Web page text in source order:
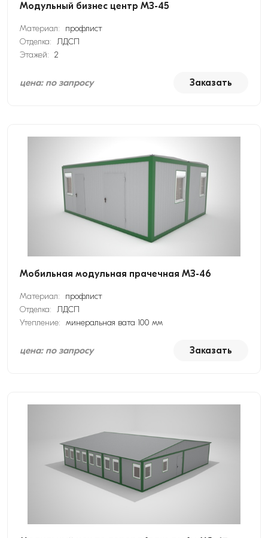
Модульный бизнес центр МЗ-45
Материал:
профлист
Отделка: ЛДСП
Этажей: 2
цена: по запросу Заказать
Мобильная модульная прачечная МЗ-46
Материал:
профлист
Отделка: ЛДСП
Утепление: минеральная вата 100 мм
цена: по запросу Заказать